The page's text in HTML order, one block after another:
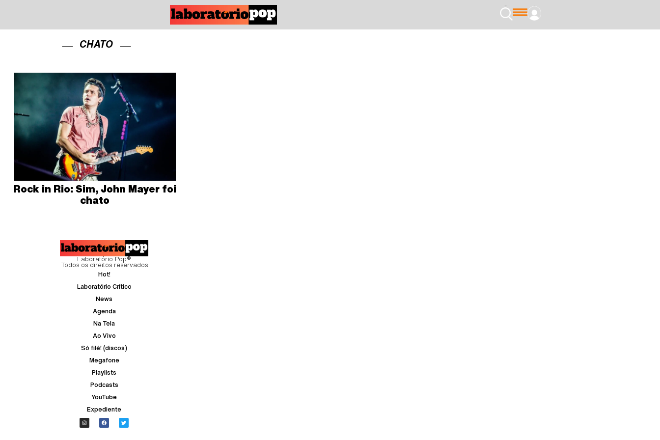
CHATO
Rock in Rio: Sim, John Mayer foi
chato
Laboratório Pop®
Todos os direitos reservados
Hot!
Laboratório Crítico
News
Agenda
Na Tela
Ao Vivo
Só filé! (discos)
Megafone
Playlists
Podcasts
YouTube
Expediente